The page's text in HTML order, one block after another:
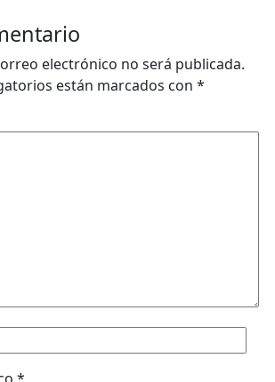
electrónico no será publicada.
están marcados con *